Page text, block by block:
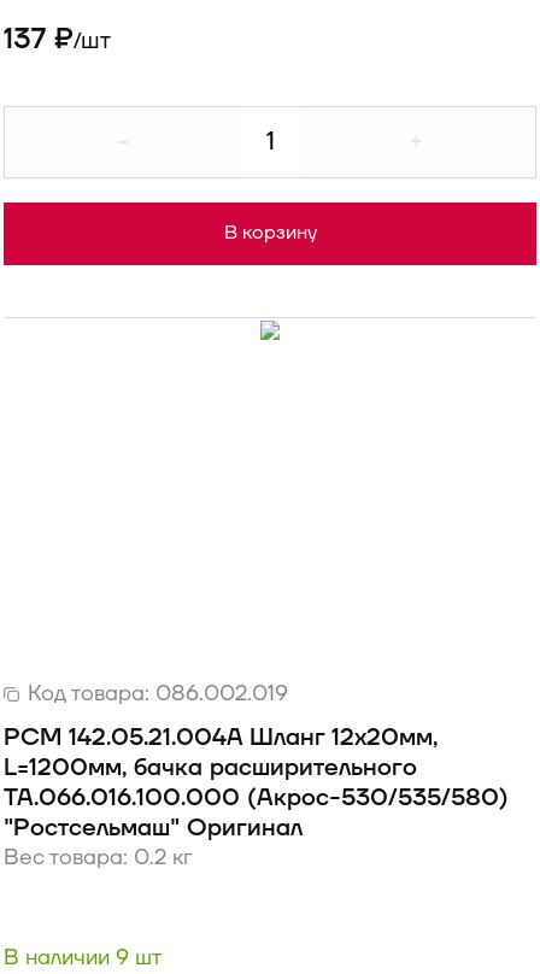
137 ₽/шт
В корзину
Код товара: 086.002.019
РСМ 142.05.21.004А Шланг 12х20мм,
L=1200мм, бачка расширительного
ТА.066.016.100.000 (Акрос-530/535/580)
"Ростсельмаш" Оригинал
Вес товара: 0.2 кг
В наличии 9 шт